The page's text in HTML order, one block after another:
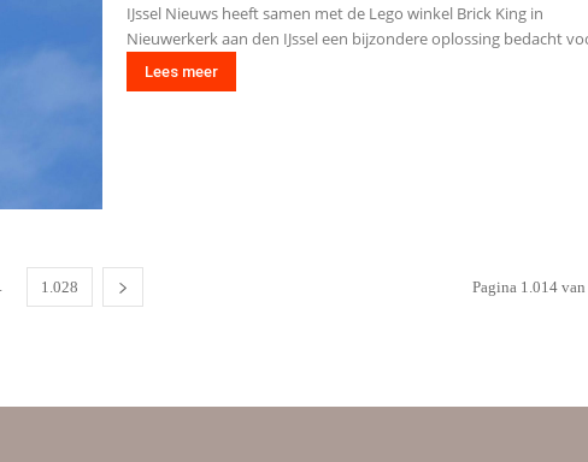
IJssel Nieuws heeft samen met de Lego winkel Brick King in
Nieuwerkerk aan den IJssel een bijzondere oplossing bedacht
Lees meer
1.028 Pagina 1.014